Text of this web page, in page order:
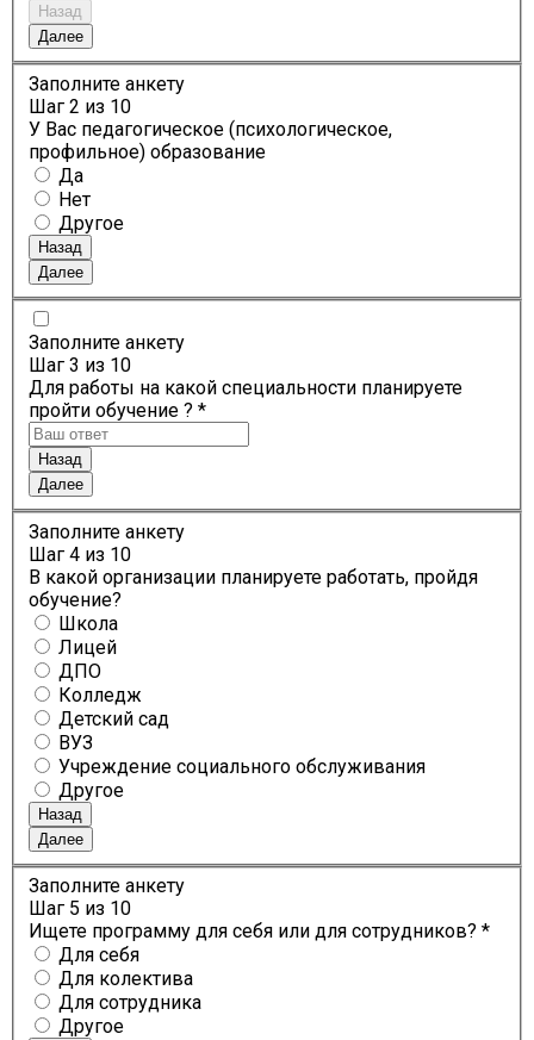
Назад
Далее
Заполните анкету
Шаг 2 из 10
У Вас педагогическое (психологическое,
профильное) образование
Да
Нет
Другое
Назад
Далее
Заполните анкету
Шаг 3 из 10
Для работы на какой специальности планируете
пройти обучение ? *
Назад
Далее
Заполните анкету
Шаг 4 из 10
В какой организации планируете работать, пройдя
обучение?
Школа
Лицей
ДПО
Колледж
Детский сад
ВУЗ
Учреждение социального обслуживания
Другое
Назад
Далее
Заполните анкету
Шаг 5 из 10
Ищете программу для себя или для сотрудников? *
Для себя
Для колектива
Для сотрудника
Другое